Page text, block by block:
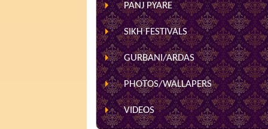
PANJ PYARE
SIKH FESTIVALS
GURBANI/ARDAS
PHOTOS/WALLAPERS
VIDEOS